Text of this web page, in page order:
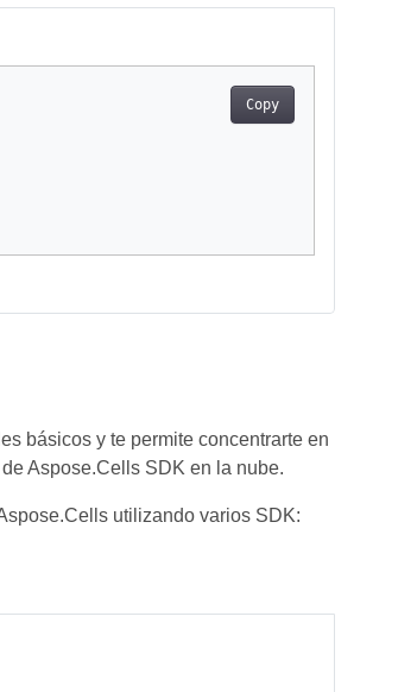
Copy
básicos y te permite concentrarte en
Aspose.Cells SDK en la nube.
utilizando varios SDK: